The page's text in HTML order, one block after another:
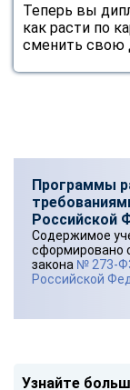
Теперь вы
как расти по
сменить свою
Программы
Российской
Содержимое
сформировано
закона № 273-
Российской
Узнайте